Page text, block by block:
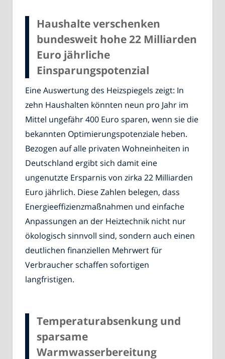
Haushalte verschenken
bundesweit hohe 22 Milliarden
Euro jährliche
Einsparungspotenzial
Eine Auswertung des Heizspiegels zeigt: In
zehn Haushalten könnten neun pro Jahr im
Mittel ungefähr 400 Euro sparen, wenn sie die
bekannten Optimierungspotenziale heben.
Bezogen auf alle privaten Wohneinheiten in
Deutschland ergibt sich damit eine
ungenutzte Ersparnis von zirka 22 Milliarden
Euro jährlich. Diese Zahlen belegen, dass
Energieeffizienzmaßnahmen und einfache
Anpassungen an der Heiztechnik nicht nur
ökologisch sinnvoll sind, sondern auch einen
deutlichen finanziellen Mehrwert für
Verbraucher schaffen sofortigen
langfristigen.
Temperaturabsenkung und
sparsame
Warmwasserbereitung